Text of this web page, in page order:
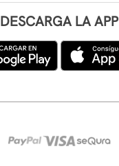
DESCARGA LA APP